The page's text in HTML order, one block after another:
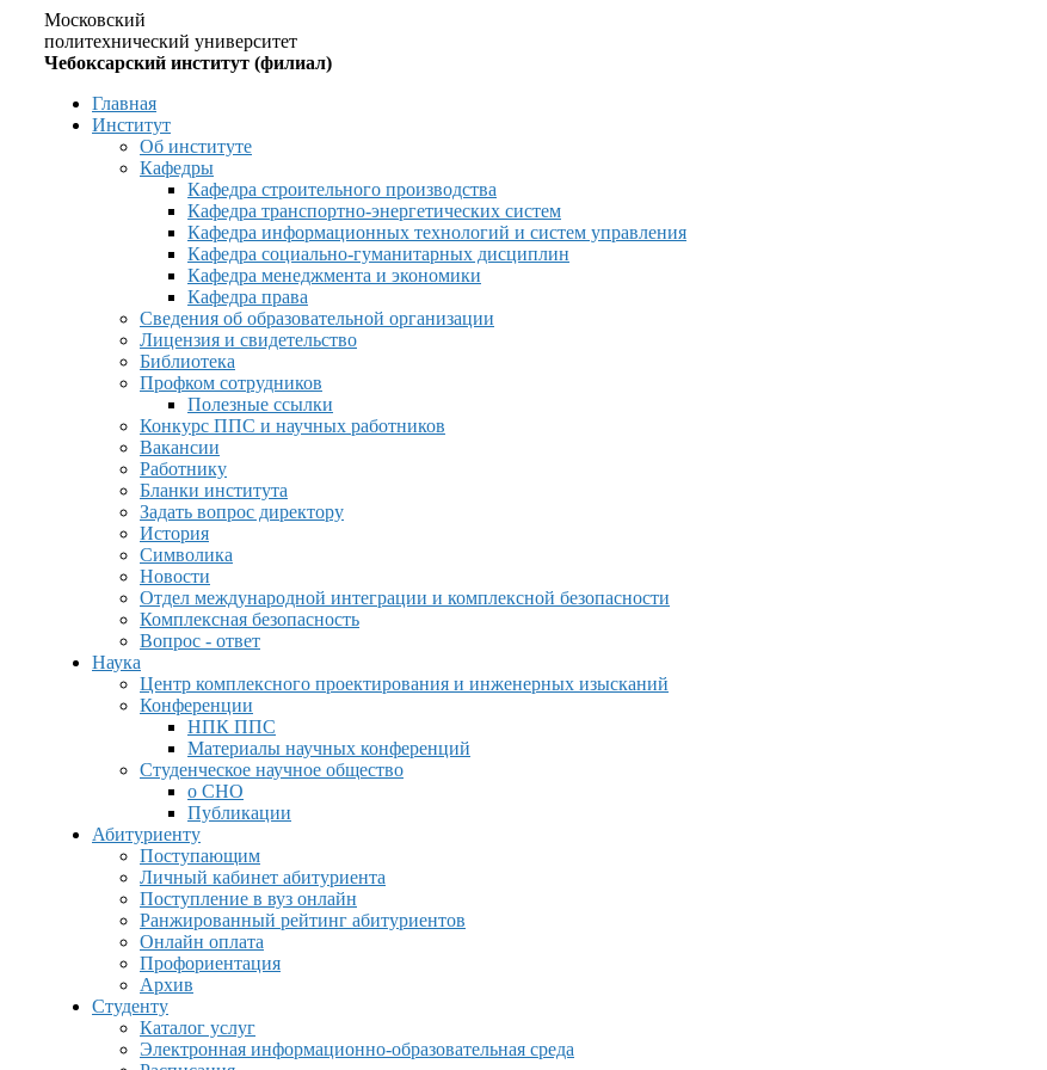
Московский
политехнический университет
Чебоксарский институт (филиал)
Главная
Институт
Об институте
Кафедры
Кафедра строительного производства
Кафедра транспортно-энергетических систем
Кафедра информационных технологий и систем управления
Кафедра социально-гуманитарных дисциплин
Кафедра менеджмента и экономики
Кафедра права
Сведения об образовательной организации
Лицензия и свидетельство
Библиотека
Профком сотрудников
Полезные ссылки
Конкурс ППС и научных работников
Вакансии
Работнику
Бланки института
Задать вопрос директору
История
Символика
Новости
Отдел международной интеграции и комплексной безопасности
Комплексная безопасность
Вопрос - ответ
Наука
Центр комплексного проектирования и инженерных изысканий
Конференции
НПК ППС
Материалы научных конференций
Студенческое научное общество
о СНО
Публикации
Абитуриенту
Поступающим
Личный кабинет абитуриента
Поступление в вуз онлайн
Ранжированный рейтинг абитуриентов
Онлайн оплата
Профориентация
Архив
Студенту
Каталог услуг
Электронная информационно-образовательная среда